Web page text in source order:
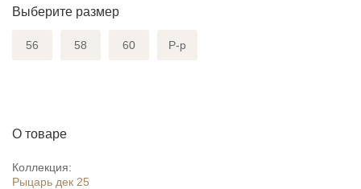
Выберите размер
56 58 60 Р-р
О товаре
Коллекция:
Рыцарь дек 25